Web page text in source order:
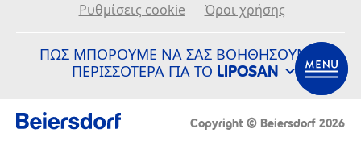
Ρυθμίσεις cookie
Όροι χρήσης
ΠΏΣ ΜΠΟΡΟΎΜΕ ΝΑ ΣΑΣ ΒΟΗΘΉΣΟΥΜΕ:
ΠΕΡΙΣΣΌΤΕΡΑ ΓΙΑ ΤΟ LIPOSAN
Copyright © Beiersdorf 2026